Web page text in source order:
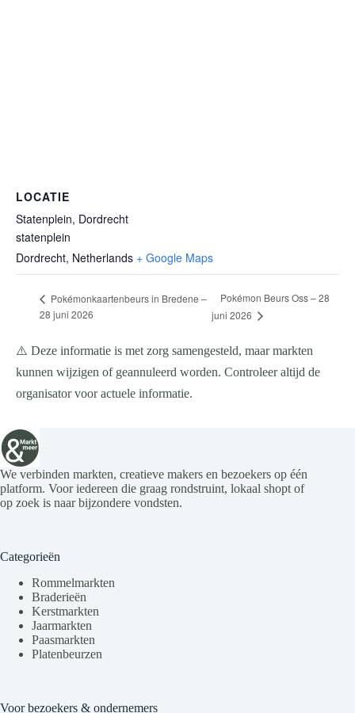
LOCATIE
Statenplein, Dordrecht
statenplein
Dordrecht, Netherlands + Google Maps
Pokémonkaartenbeurs in Bredene –
28 juni 2026
Pokémon Beurs Oss – 28
juni 2026
⚠️ Deze informatie is met zorg samengesteld, maar markten
kunnen wijzigen of geannuleerd worden. Controleer altijd de
organisator voor actuele informatie.
We verbinden markten, creatieve makers en bezoekers op één
platform. Voor iedereen die graag rondstruint, lokaal shopt of
op zoek is naar bijzondere vondsten.
Categorieën
Rommelmarkten
Braderieën
Kerstmarkten
Jaarmarkten
Paasmarkten
Platenbeurzen
Voor bezoekers & ondernemers